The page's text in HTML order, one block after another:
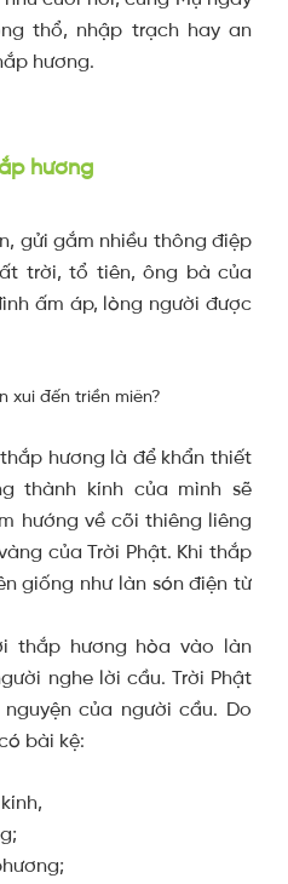
thổ, nhập trạch hay an
hương.
hương
gửi gắm nhiều thông điệp
trời, tổ tiên, ông bà của
ấm áp, lòng người được
hương là để khẩn thiết
thành kính của mình sẽ
hướng về cõi thiêng liêng
của Trời Phật. Khi thắp
giống như làn són điện từ
thắp hương hòa vào làn
nghe lời cầu. Trời Phật
của người cầu. Do
bài kệ: